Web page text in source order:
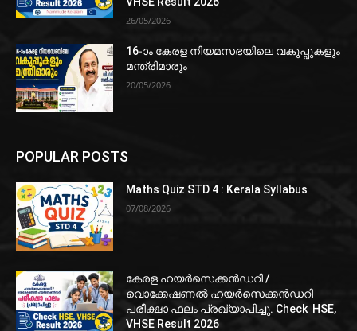
26/05/2026
16-ാം കേരള നിയമസഭയിലെ വകുപ്പുകളും
മന്ത്രിമാരും
20/05/2026
POPULAR POSTS
Maths Quiz STD 4 : Kerala Syllabus
07/08/2026
കേരള ഹയർസെക്കൻഡറി /
വൊക്കേഷണൽ ഹയർസെക്കൻഡറി
പരീക്ഷാ ഫലം പ്രഖ്യാപിച്ചു. Check HSE,
VHSE Result 2026